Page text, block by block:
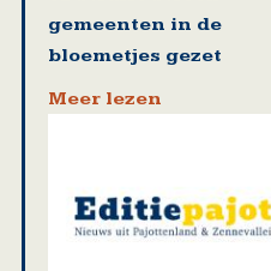
gemeenten in de
bloemetjes gezet
Meer lezen